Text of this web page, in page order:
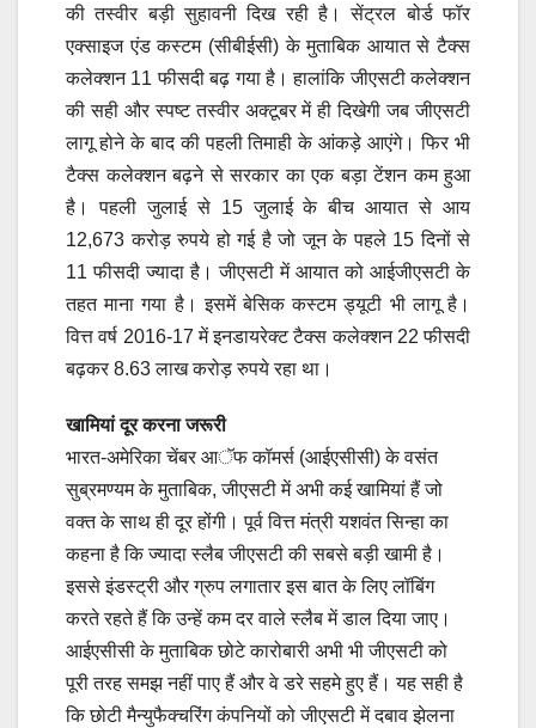
की तस्वीर बड़ी सुहावनी दिख रही है। सेंट्रल बोर्ड फॉर
एक्साइज एंड कस्टम (सीबीईसी) के मुताबिक आयात से टैक्स
कलेक्शन 11 फीसदी बढ़ गया है। हालांकि जीएसटी कलेक्शन
की सही और स्पष्ट तस्वीर अक्टूबर में ही दिखेगी जब जीएसटी
लागू होने के बाद की पहली तिमाही के आंकड़े आएंगे। फिर भी
टैक्स कलेक्शन बढ़ने से सरकार का एक बड़ा टेंशन कम हुआ
है। पहली जुलाई से 15 जुलाई के बीच आयात से आय
12,673 करोड़ रुपये हो गई है जो जून के पहले 15 दिनों से
11 फीसदी ज्यादा है। जीएसटी में आयात को आईजीएसटी के
तहत माना गया है। इसमें बेसिक कस्टम ड्यूटी भी लागू है।
वित्त वर्ष 2016-17 में इनडायरेक्ट टैक्स कलेक्शन 22 फीसदी
बढ़कर 8.63 लाख करोड़ रुपये रहा था।
खामियां दूर करना जरूरी
भारत-अमेरिका चेंबर आॅफ कॉमर्स (आईएसीसी) के वसंत
सुब्रमण्यम के मुताबिक, जीएसटी में अभी कई खामियां हैं जो
वक्त के साथ ही दूर होंगी। पूर्व वित्त मंत्री यशवंत सिन्हा का
कहना है कि ज्यादा स्लैब जीएसटी की सबसे बड़ी खामी है।
इससे इंडस्ट्री और ग्रुप लगातार इस बात के लिए लॉबिंग
करते रहते हैं कि उन्हें कम दर वाले स्लैब में डाल दिया जाए।
आईएसीसी के मुताबिक छोटे कारोबारी अभी भी जीएसटी को
पूरी तरह समझ नहीं पाए हैं और वे डरे सहमे हुए हैं। यह सही है
कि छोटी मैन्युफैक्चरिंग कंपनियों को जीएसटी में दबाव झेलना